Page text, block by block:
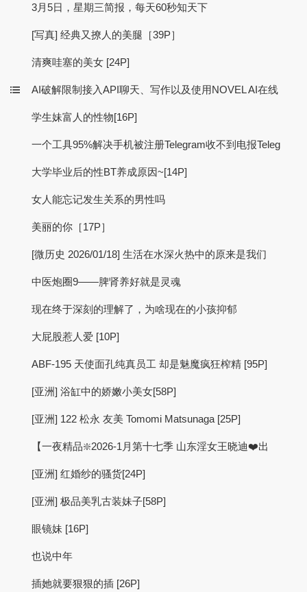
3月5日，星期三简报，每天60秒知天下
[写真] 经典又撩人的美腿［39P］
清爽哇塞的美女 [24P]
AI破解限制接入API聊天、写作以及使用NOVEL AI在线
学生妹富人的性物[16P]
一个工具95%解决手机被注册Telegram收不到电报Teleg
大学毕业后的性BT养成原因~[14P]
女人能忘记发生关系的男性吗
美丽的你［17P］
[微历史 2026/01/18] 生活在水深火热中的原来是我们
中医炮圈9——脾肾养好就是灵魂
现在终于深刻的理解了，为啥现在的小孩抑郁
大屁股惹人爱 [10P]
ABF-195 天使面孔纯真员工 却是魅魔疯狂榨精 [95P]
[亚洲] 浴缸中的娇嫩小美女[58P]
[亚洲] 122 松永 友美 Tomomi Matsunaga [25P]
【一夜精品❇️2026-1月第十七季 山东淫女王晓迪❤️出
[亚洲] 红婚纱的骚货[24P]
[亚洲] 极品美乳古装妹子[58P]
眼镜妹 [16P]
也说中年
插她就要狠狠的插 [26P]